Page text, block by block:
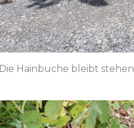
Die Hainbuche bleibt stehen